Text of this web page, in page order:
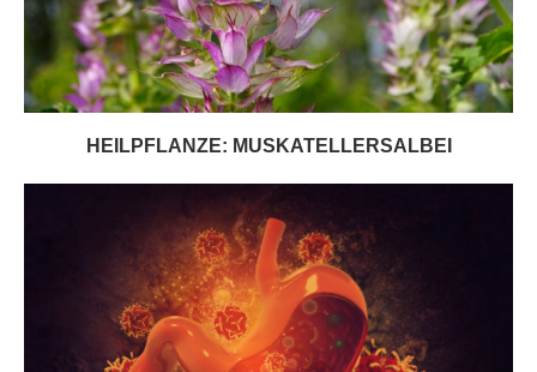
HEILPFLANZE: MUSKATELLERSALBEI